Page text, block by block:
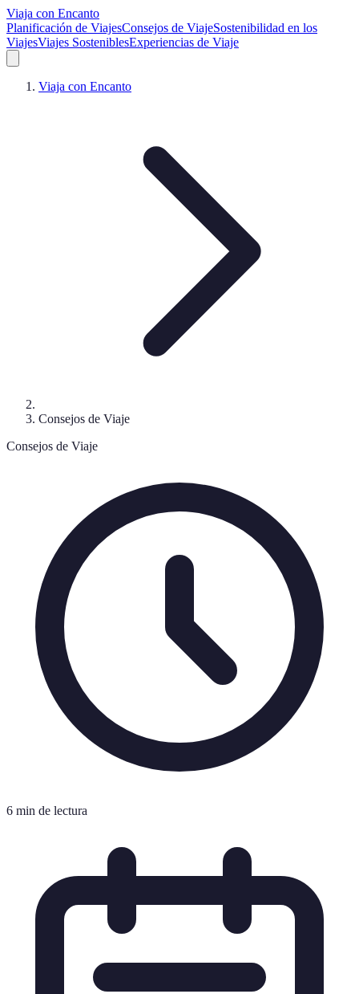
Viaja con Encanto
Planificación de ViajesConsejos de ViajeSostenibilidad en los
ViajesViajes SosteniblesExperiencias de Viaje
Viaja con Encanto
Consejos de Viaje
Consejos de Viaje
6 min de lectura